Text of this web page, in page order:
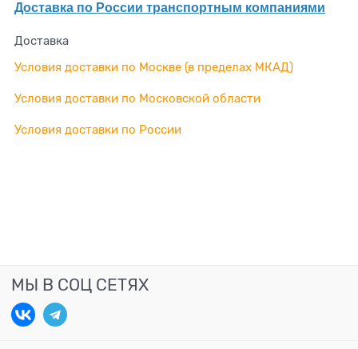
Доставка по России транспортным компаниями
Доставка
Условия доставки по Москве (в пределах МКАД)
Условия доставки по Московской области
Условия доставки по России
МЫ В СОЦ СЕТЯХ